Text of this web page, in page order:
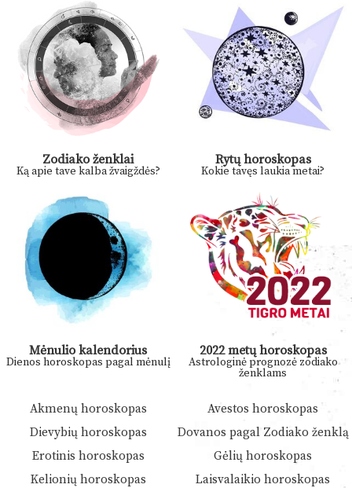
Zodiako ženklai
Ką apie tave kalba žvaigždės?
Rytų horoskopas
Kokie tavęs laukia metai?
Mėnulio kalendorius
Dienos horoskopas pagal mėnulį
2022 metų horoskopas
Astrologinė prognozė zodiako
ženklams
Akmenų horoskopas
Avestos horoskopas
Dievybių horoskopas
Dovanos pagal Zodiako ženklą
Erotinis horoskopas
Gėlių horoskopas
Kelionių horoskopas
Laisvalaikio horoskopas